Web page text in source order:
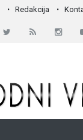
Redakcija